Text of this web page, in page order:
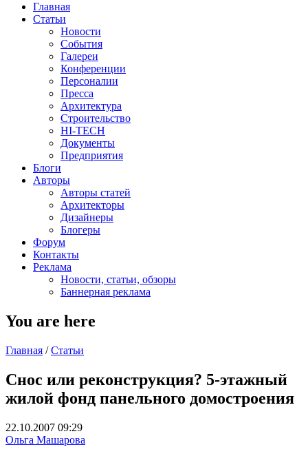
Главная
Статьи
Новости
События
Галереи
Конференции
Персоналии
Пресса
Архитектура
Строительство
HI-TECH
Документы
Предприятия
Блоги
Авторы
Авторы статей
Архитекторы
Дизайнеры
Блогеры
Форум
Контакты
Реклама
Новости, статьи, обзоры
Баннерная реклама
You are here
Главная / Статьи
Снос или реконструкция? 5-этажный
жилой фонд панельного домостроения
22.10.2007 09:29
Ольга Машарова